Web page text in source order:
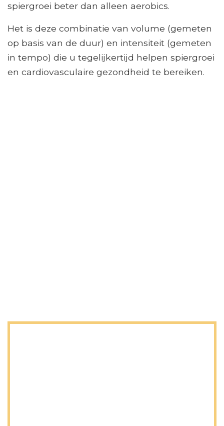
spiergroei beter dan alleen aerobics.
Het is deze combinatie van volume (gemeten
op basis van de duur) en intensiteit (gemeten
in tempo) die u tegelijkertijd helpen spiergroei
en cardiovasculaire gezondheid te bereiken.